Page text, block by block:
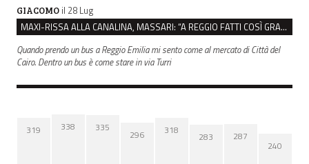
GIACOMO il 28 Lug
MAXI-RISSA ALLA CANALINA, MASSARI: “A REGGIO FATTI COSÌ GRAVI NON DEVONO TROVARE SPAZIO”
Quando prendo un bus a Reggio Emilia mi sento come al mercato di Città del
Cairo. Dentro un bus è come stare in via Turri
319 338 335
296 318
283 287
240